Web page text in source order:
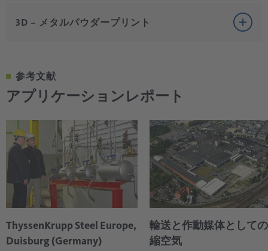
びを除去したり、ワークを変形したり、表面特性処理
に使用します。吹き付け材料が高速で表面に当たり処
理する必要があります。
圧縮空気はワークに吹き付けたり、粉体の送りあるい
として使用することもできます。圧縮空気の品質は最
終製品に影響します。例えば、油分がある圧縮空気は
発生などの問題につながります。
圧縮空気が必要なその他のプロセスには、直流電気を
印加しつつ硫酸で電解するアルミニウム生産によく使
用される電解方式があります。陽極酸化処理には電解
質の運動が必要であり、このために浄化した油分のな
表面改質には加熱噴霧工法があります。この技術では
金属の切断や溶接にレーザーをよく利用します。レー
生じないように、油分がなく乾燥し、清潔な圧縮空気
は必須です。
粒子や材料蒸気を溶接レンズから除外し、損傷を防止
しています。このプロセスはクロスジェットユニット
という装置を使って行います。
レーザーカットではプロセス方式に応じて圧縮空気を
ミラーチャンネルの洗浄や溶融物の除去に使用しま
す。切断工程では切断ガスとしても利用されます。清
潔な圧縮空気が材料表面を冷却し、切断品質を高めま
空気圧ツール
トに蒸気が過剰にあったり、配管の腐食があると生産
停止の頻繁な原因になるので、必須条件です。
圧縮空気ツールの一例に圧縮空気ハンマーがあります
（鉄鋼生産を参照)。このハンマーはコア排出、炉やパ
ンから素材を割り出すために使用します。さらに圧縮
空気スタンプ装置や圧縮空気研磨機も使用されます。
3D – メタルパウダープリント
3Dメタルプリンティングプロセスは従来プロセスより
数点において優れます：付加製造は複雑な部品の製造
を可能にし、材料を節約し、生産が高速化し、故障原
因が減ります。選択的レーザー溶融法(SLM)では部品を
層状に積層していきます。このプロセスは通常は保護
ガス環境で行います。保護ガスとしては通常、窒素発
生装置を使用して一部は圧縮空気から生成する窒素ガ
スを使用します。圧縮空気は、コンポーネントやプロ
セスが汚染されず、停止、クリーニング、交換による
費用が発生しないようにするため、一定品質がなけれ
参考文献
アプリケーションレポート
ThyssenKrupp Steel Europe,
Duisburg (Germany)
輸送と作動媒体として
縮空気